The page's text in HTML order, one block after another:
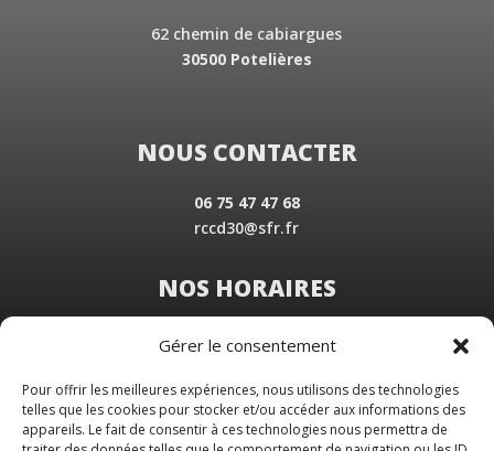
Gérer le consentement
Pour offrir les meilleures expériences, nous utilisons des technologies
telles que les cookies pour stocker et/ou accéder aux informations des
appareils. Le fait de consentir à ces technologies nous permettra de
62 chemin de cabiargues
30500 Potelières
NOUS CONTACTER
06 75 47 47 68
rccd30@sfr.fr
NOS HORAIRES
Du Lundi au Vendredi
Samedi sur rendez-vous